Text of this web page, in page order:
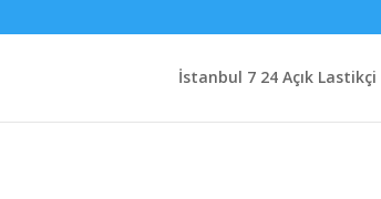
İstanbul 7 24 Açık Lastikçi